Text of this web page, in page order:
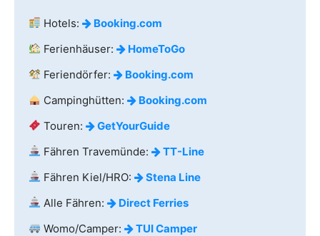
Hotels:
Booking.com
Ferienhäuser:
HomeToGo
Feriendörfer:
Booking.com
Campinghütten:
Booking.com
Touren:
GetYourGuide
Fähren Travemünde:
TT-Line
Fähren Kiel/HRO:
Stena Line
Alle Fähren:
Direct Ferries
Womo/Camper:
TUI Camper